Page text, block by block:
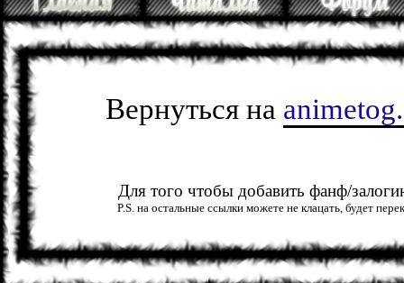
Вернуться на
Для того чтобы добавить фанф/
P.S. на остальные ссылки можете не клацать, будет